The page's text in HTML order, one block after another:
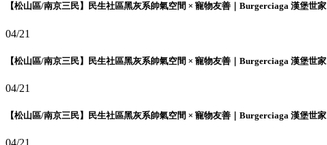
【松山區/南京三民】民生社區黑灰系帥氣空間 × 寵物友善｜Burgerciaga 漢堡世家
04/21
【松山區/南京三民】民生社區黑灰系帥氣空間 × 寵物友善｜Burgerciaga 漢堡世家
04/21
【松山區/南京三民】民生社區黑灰系帥氣空間 × 寵物友善｜Burgerciaga 漢堡世家